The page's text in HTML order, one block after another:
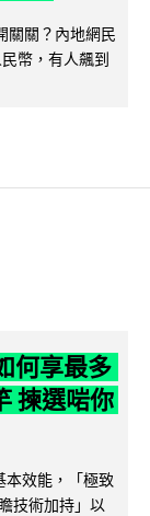
關關？內地網民
幣，有人飆到
何享最多
揀選啱你
本效能，「極致
技術加持」以